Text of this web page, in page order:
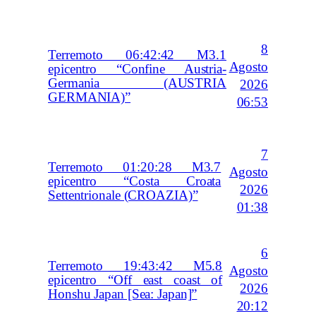
Terremoto 06:42:42 M3.1
epicentro “Confine Austria-
Germania (AUSTRIA
GERMANIA)”
8
Agosto
2026
06:53
Terremoto 01:20:28 M3.7
epicentro “Costa Croata
Settentrionale (CROAZIA)”
7
Agosto
2026
01:38
Terremoto 19:43:42 M5.8
epicentro “Off east coast of
Honshu Japan [Sea: Japan]”
6
Agosto
2026
20:12